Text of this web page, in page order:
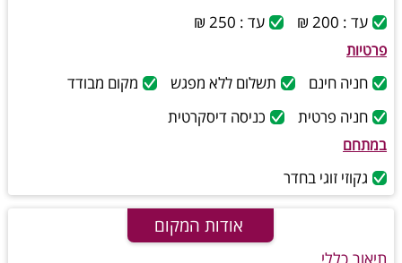
עד : 200 ₪ עד : 250 ₪
פרטיות
חניה חינם תשלום ללא מפגש
מקום מבודד
חניה פרטית
כניסה דיסקרטית
במתחם
גקוזי זוגי בחדר
אודות המקום
תיאור כללי